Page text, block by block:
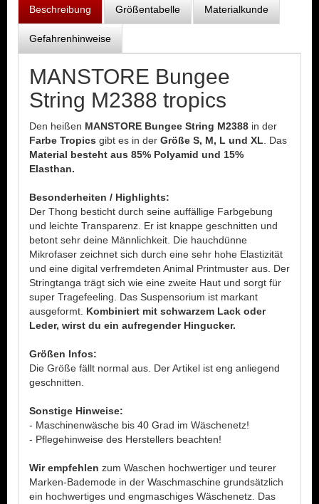
Beschreibung Größentabelle Materialkunde
Gefahrenhinweise
MANSTORE Bungee
String M2388 tropics
Den heißen MANSTORE Bungee String M2388 in der
Farbe Tropics gibt es in der Größe S, M, L und XL . Das
Material besteht aus 85% Polyamid und 15%
Elasthan.
Besonderheiten / Highlights:
Der Thong besticht durch seine auffällige Farbgebung
und leichte Transparenz. Er ist knappe geschnitten und
betont sehr deine Männlichkeit. Die hauchdünne
Mikrofaser zeichnet sich durch eine sehr hohe Elastizität
und eine digital verfremdeten Animal Printmuster aus. Der
Stringtanga trägt sich wie eine zweite Haut und sorgt für
super Tragefeeling. Das Suspensorium ist markant
ausgeformt. Kombiniert mit schwarzem Lack oder
Leder, wirst du ein aufregender Hingucker.
Größen Infos:
Die Größe fällt normal aus. Der Artikel ist eng anliegend
geschnitten.
Sonstige Hinweise:
- Maschinenwäsche bis 40 Grad im Wäschenetz!
- Pflegehinweise des Herstellers beachten!
Wir empfehlen zum Waschen hochwertiger und teurer
Marken-Bademode in der Waschmaschine grundsätzlich
ein hochwertiges und engmaschiges Wäschenetz. Das